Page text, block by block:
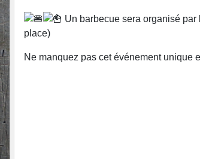
Un barbecue sera organisé
place)
Ne manquez pas cet événement unique